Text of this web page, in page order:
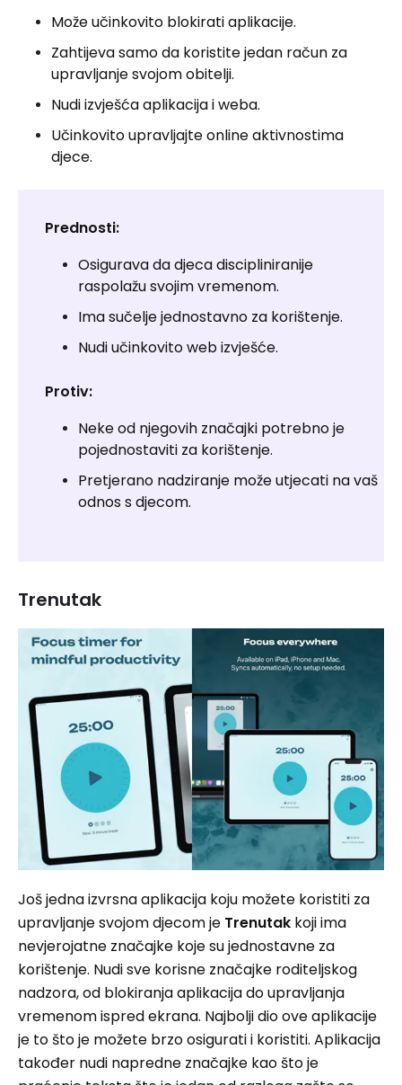
Može učinkovito blokirati aplikacije.
Zahtijeva samo da koristite jedan račun za
upravljanje svojom obitelji.
Nudi izvješća aplikacija i weba.
Učinkovito upravljajte online aktivnostima
djece.
Prednosti:
Osigurava da djeca discipliniranije
raspolažu svojim vremenom.
Ima sučelje jednostavno za korištenje.
Nudi učinkovito web izvješće.
Protiv:
Neke od njegovih značajki potrebno je
pojednostaviti za korištenje.
Pretjerano nadziranje može utjecati na vaš
odnos s djecom.
Trenutak
Još jedna izvrsna aplikacija koju možete koristiti za
upravljanje svojom djecom je Trenutak koji ima
nevjerojatne značajke koje su jednostavne za
korištenje. Nudi sve korisne značajke roditeljskog
nadzora, od blokiranja aplikacija do upravljanja
vremenom ispred ekrana. Najbolji dio ove aplikacije
je to što je možete brzo osigurati i koristiti. Aplikacija
također nudi napredne značajke kao što je